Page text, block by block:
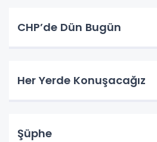
CHP’de Dün Bugün
Her Yerde Konuşacağız
Şüphe